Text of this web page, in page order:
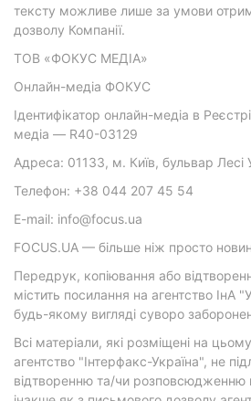
тексту можливе лише за умови
дозволу Компанії.
ТОВ «ФОКУС МЕДІА»
Онлайн-медіа ФОКУС
Ідентифікатор онлайн-медіа в
медіа — R40-03129
Адреса: 01133, м. Київ, бульвар Лесі
Телефон: +38 044 207 45 54
E-mail: info@focus.ua
FOCUS.UA — більше ніж просто
Передрук, копіювання або
містить посилання на агентство ІнА
будь-якому вигляді суворо
Всі матеріали, які розміщені на
агентство "Інтерфакс-Україна", не
відтворенню та/чи розповсюдженню